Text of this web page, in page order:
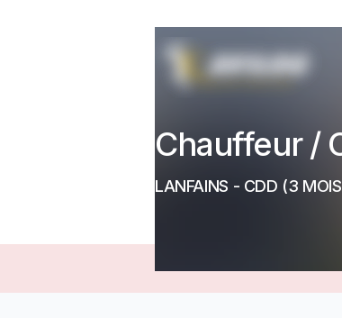
Chauffeur /
LANFAINS - CDD (3